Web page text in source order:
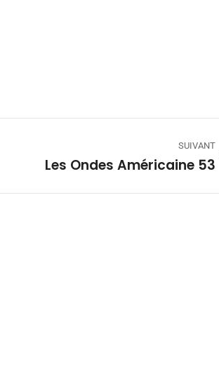
SUIVANT
Les Ondes Américaine 53